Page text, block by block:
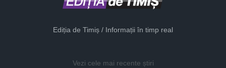
Ediția de Timiș / Informații în timp real
Vezi cele mai recente știri